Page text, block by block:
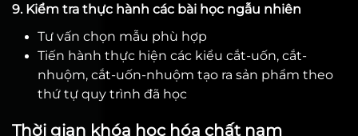
9. Kiểm tra thực hành các bài học ngẫu nhiên
Tư vấn chọn mẫu phù hợp
Tiến hành thực hiện các kiểu cắt-uốn, cắt-
nhuộm, cắt-uốn-nhuộm tạo ra sản phẩm theo
thứ tự quy trình đã học
Thời gian khóa học hóa chất nam